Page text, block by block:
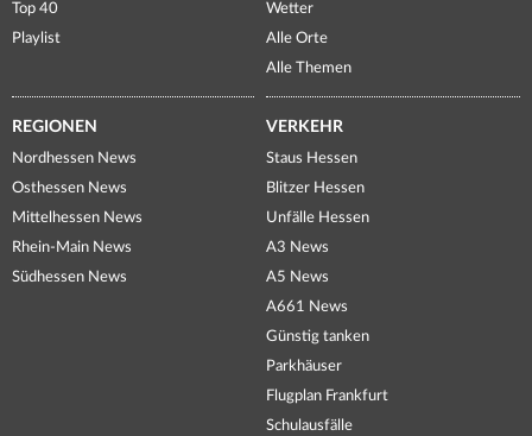
Top 40
Playlist
Wetter
Alle Orte
Alle Themen
REGIONEN
Nordhessen News
Osthessen News
Mittelhessen News
Rhein-Main News
Südhessen News
VERKEHR
Staus Hessen
Blitzer Hessen
Unfälle Hessen
A3 News
A5 News
A661 News
Günstig tanken
Parkhäuser
Flugplan Frankfurt
Schulausfälle